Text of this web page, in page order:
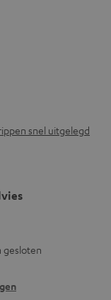
snel uitgelegd
gesloten